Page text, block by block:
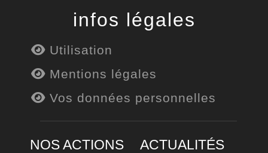
infos légales
Utilisation
Mentions légales
Vos données personnelles
NOS ACTIONS ACTUALITÉS